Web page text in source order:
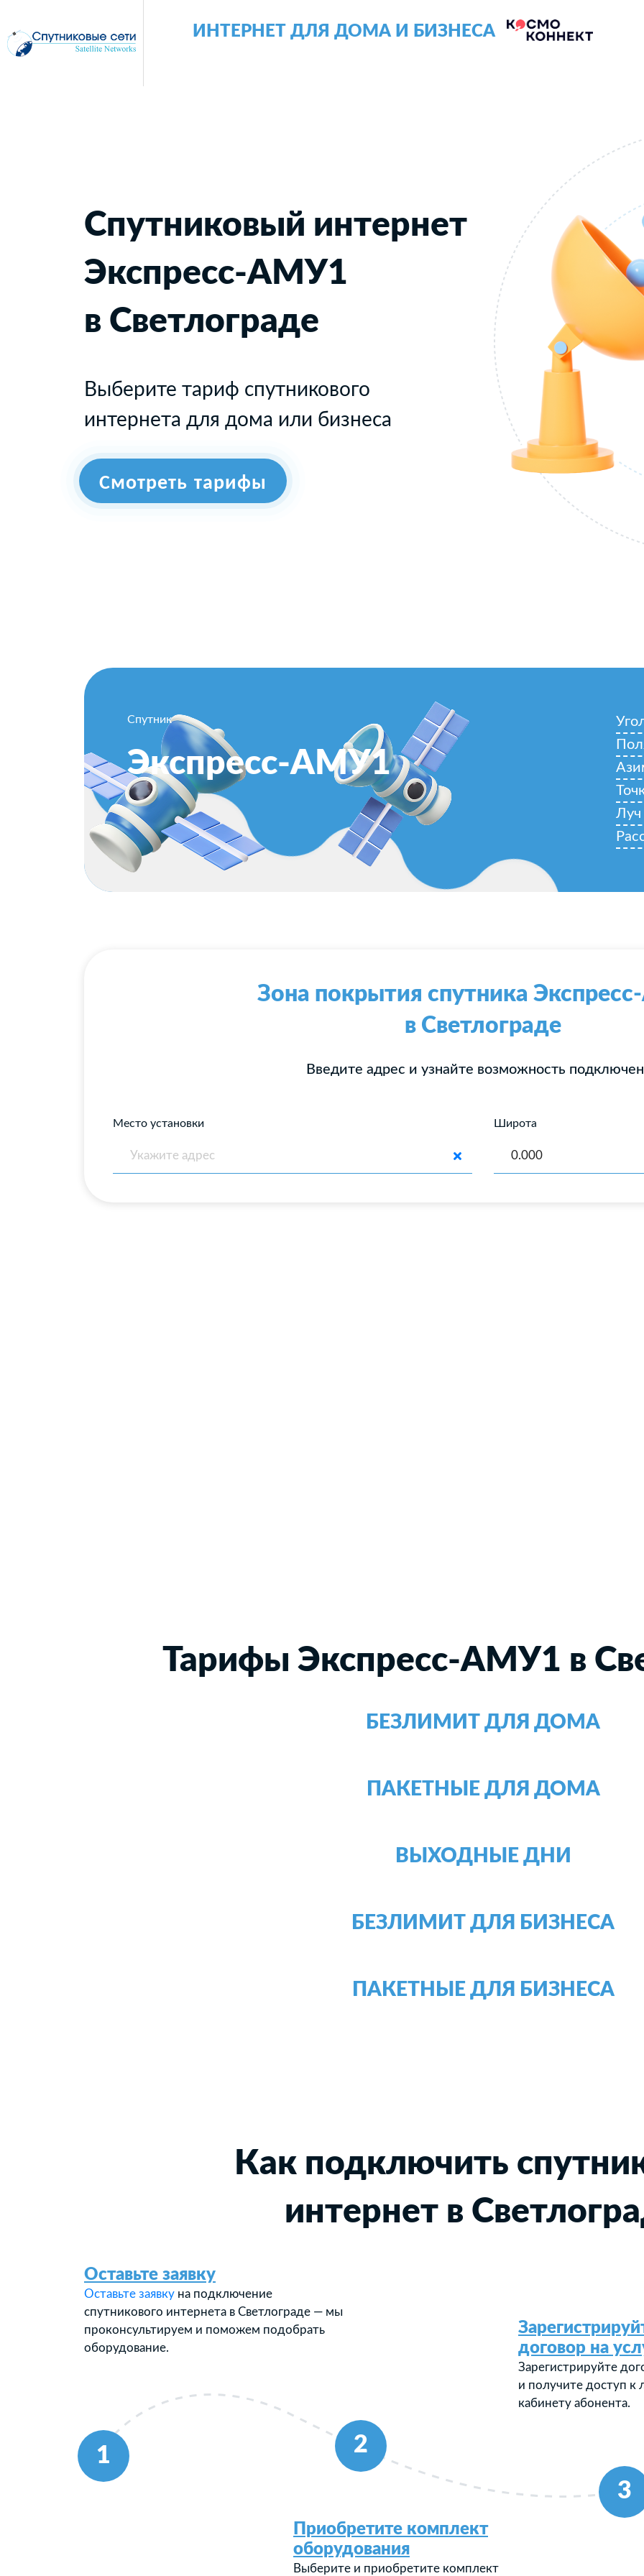
ИНТЕРНЕТ ДЛЯ ДОМА И БИЗНЕСА
Спутниковый интернет
Экспресс-АМУ1
в Светлограде
Выберите тариф спутникового
интернета для дома или бизнеса
Смотреть тарифы
Спутник
Экспресс-АМУ1
Луч
Зона покрытия спутника
в Светлограде
Введите адрес и узнайте возможность
Место установки Широта
Тарифы Экспресс-АМУ1 в
БЕЗЛИМИТ ДЛЯ ДОМА
ПАКЕТНЫЕ ДЛЯ ДОМА
ВЫХОДНЫЕ ДНИ
БЕЗЛИМИТ ДЛЯ БИЗНЕСА
ПАКЕТНЫЕ ДЛЯ БИЗНЕСА
Как подключить
интернет в
1
2
3
Оставьте заявку
Оставьте заявку на подключение
спутникового интернета в Светлограде — мы
проконсультируем и поможем подобрать
оборудование.
Приобретите комплект
оборудования
Выберите и приобретите комплект
договор на
Зарегистрируйте
и получите доступ к
кабинету абонента.